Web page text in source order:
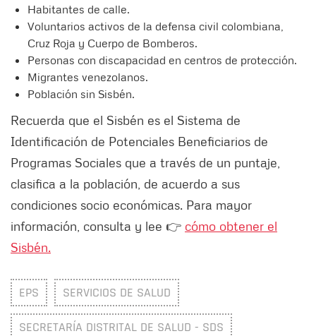
Habitantes de calle.
Voluntarios activos de la defensa civil colombiana,
Cruz Roja y Cuerpo de Bomberos.
Personas con discapacidad en centros de protección.
Migrantes venezolanos.
Población sin Sisbén.
Recuerda que el Sisbén es el Sistema de
Identificación de Potenciales Beneficiarios de
Programas Sociales que a través de un puntaje,
clasifica a la población, de acuerdo a sus
condiciones socio económicas. Para mayor
información, consulta y lee 👉 cómo obtener el
Sisbén.
EPS SERVICIOS DE SALUD
SECRETARÍA DISTRITAL DE SALUD - SDS